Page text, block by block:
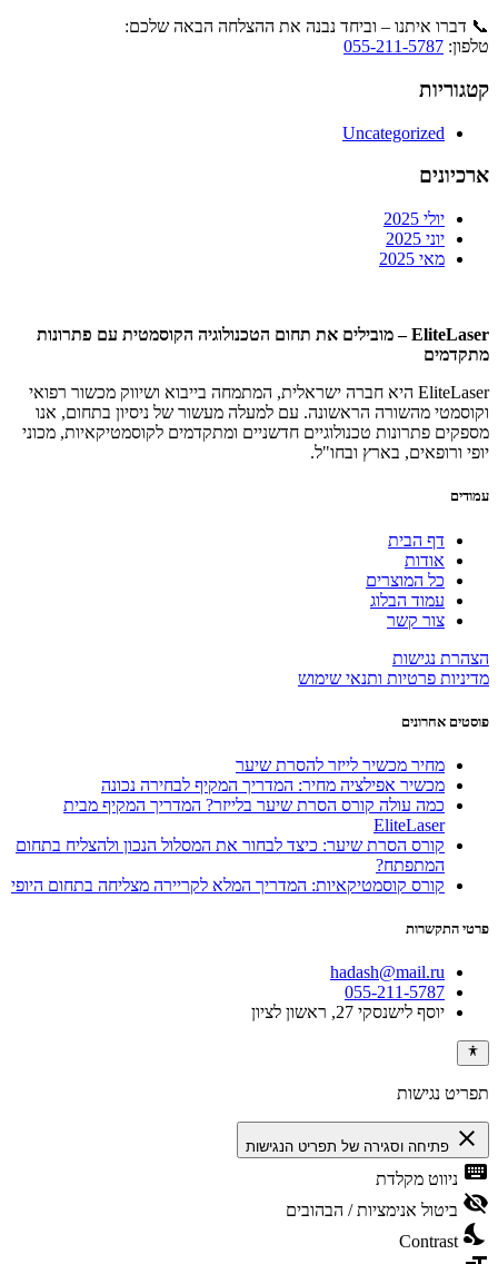
📞 דברו איתנו – וביחד נבנה את ההצלחה הבאה שלכם:
טלפון: 055-211-5787
קטגוריות
Uncategorized
ארכיונים
יולי 2025
יוני 2025
מאי 2025
EliteLaser – מובילים את תחום הטכנולוגיה הקוסמטית עם פתרונות
מתקדמים
EliteLaser היא חברה ישראלית, המתמחה בייבוא ושיווק מכשור רפואי
וקוסמטי מהשורה הראשונה. עם למעלה מעשור של ניסיון בתחום, אנו
מספקים פתרונות טכנולוגיים חדשניים ומתקדמים לקוסמטיקאיות, מכוני
יופי ורופאים, בארץ ובחו"ל.
עמודים
דף הבית
אודות
כל המוצרים
עמוד הבלוג
צור קשר
הצהרת נגישות
מדיניות פרטיות ותנאי שימוש
פוסטים אחרונים
מחיר מכשיר לייזר להסרת שיער
מכשיר אפילציה מחיר: המדריך המקיף לבחירה נכונה
כמה עולה קורס הסרת שיער בלייזר? המדריך המקיף מבית
EliteLaser
קורס הסרת שיער: כיצד לבחור את המסלול הנכון ולהצליח בתחום
המתפתח?
קורס קוסמטיקאיות: המדריך המלא לקריירה מצליחה בתחום היופי
פרטי התקשרות
hadash@mail.ru
055-211-5787
יוסף לישנסקי 27, ראשון לציון
תפריט נגישות
close פתיחה וסגירה של תפריט הנגישות
keyboard ניווט מקלדת
visibility_off ביטול אנימציות / הבהובים
nights_stay
Contrast